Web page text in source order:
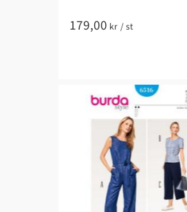
179,00 kr /st